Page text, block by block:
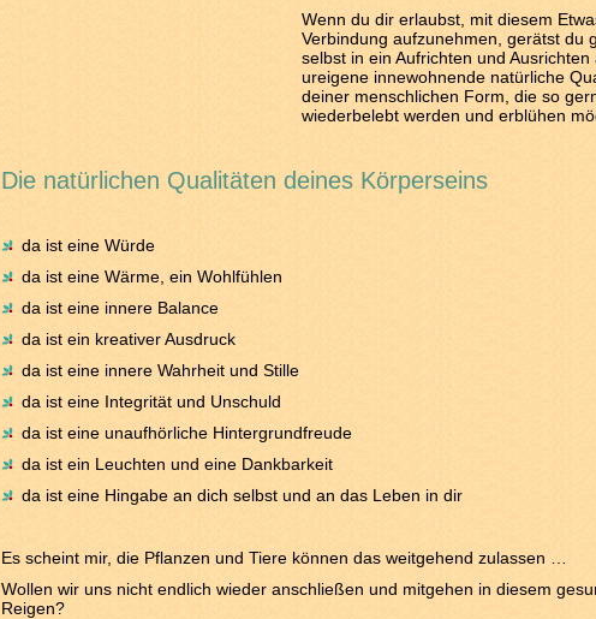
Wenn du dir erlaubst, mit diesem
Verbindung aufzunehmen, gerätst du
selbst in ein Aufrichten und Ausrichten
ureigene innewohnende natürliche
deiner menschlichen Form, die so
wiederbelebt werden und erblühen
Die natürlichen Qualitäten deines Körperseins
da ist eine Würde
da ist eine Wärme, ein Wohlfühlen
da ist eine innere Balance
da ist ein kreativer Ausdruck
da ist eine innere Wahrheit und Stille
da ist eine Integrität und Unschuld
da ist eine unaufhörliche Hintergrundfreude
da ist ein Leuchten und eine Dankbarkeit
da ist eine Hingabe an dich selbst und an das Leben in dir
Es scheint mir, die Pflanzen und Tiere können das weitgehend zulassen …
Wollen wir uns nicht endlich wieder anschließen und mitgehen in diesem
Reigen?